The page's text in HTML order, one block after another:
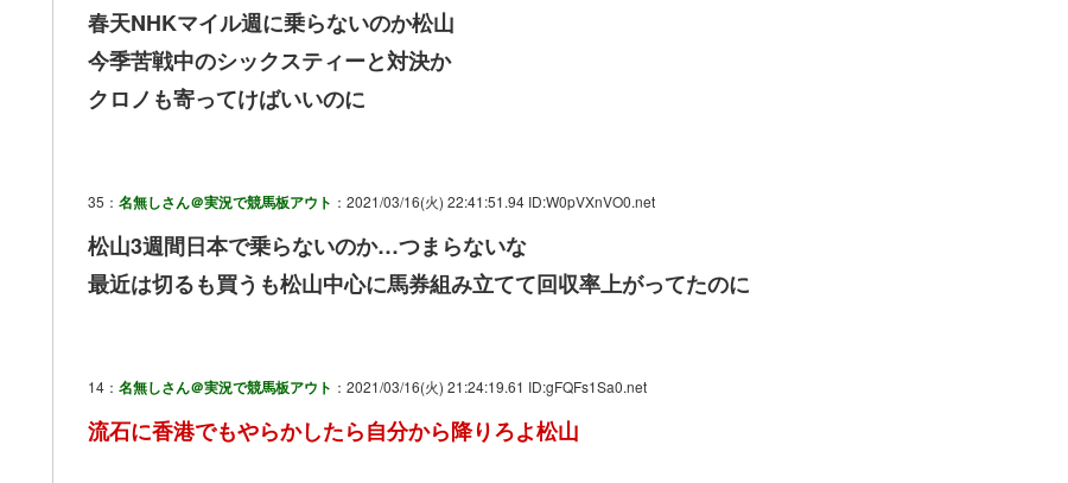
春天NHKマイル週に乗らないのか松山
今季苦戦中のシックスティーと対決か
クロノも寄ってけばいいのに
35： 名無しさん＠実況で競馬板アウト ：2021/03/16(火) 22:41:51.94 ID:W0pVXnVO0.net
松山3週間日本で乗らないのか…つまらないな
最近は切るも買うも松山中心に馬券組み立てて回収率上がってたのに
14： 名無しさん＠実況で競馬板アウト ：2021/03/16(火) 21:24:19.61 ID:gFQFs1Sa0.net
流石に香港でもやらかしたら自分から降りろよ松山